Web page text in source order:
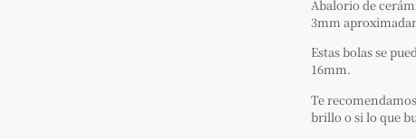
Abalorio de
3mm
Estas bolas se
16mm.
Te
brillo o si lo que